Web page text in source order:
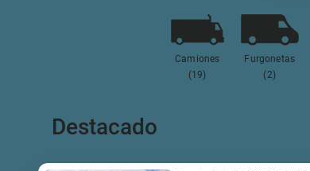
Camiones
(19)
Furgonetas
(2)
Destacado